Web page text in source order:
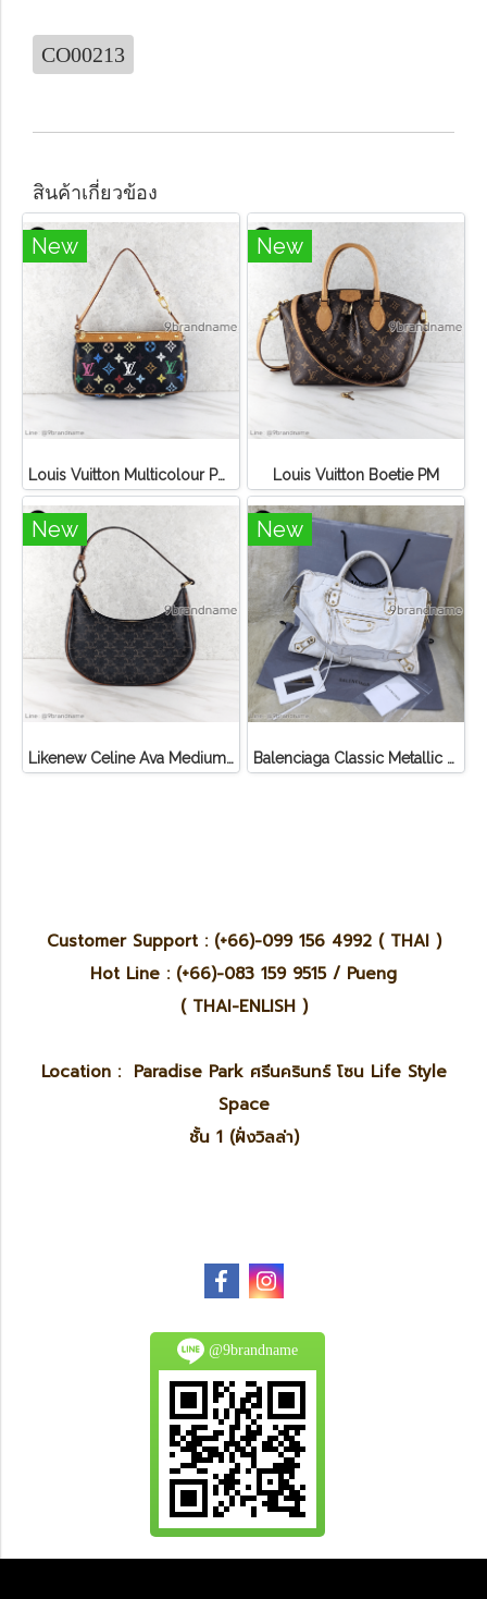
CO00213
สินค้าเกี่ยวข้อง
New
Louis Vuitton Multicolour Pochette Canvas
New
Louis Vuitton Boetie PM
New
Likenew Celine Ava Medium Triomphe Canvas
New
Balenciaga Classic Metallic Edge City Bag
Customer Support : (+66)-099 156 4992 ( THAI )
Hot Line : (+66)-083 159 9515 / Pueng
( THAI-ENLISH )
Location : Paradise Park ศรีนครินทร์ โซน Life Style
Space
ชั้น 1 (ฝั่งวิลล่า)
@9brandname